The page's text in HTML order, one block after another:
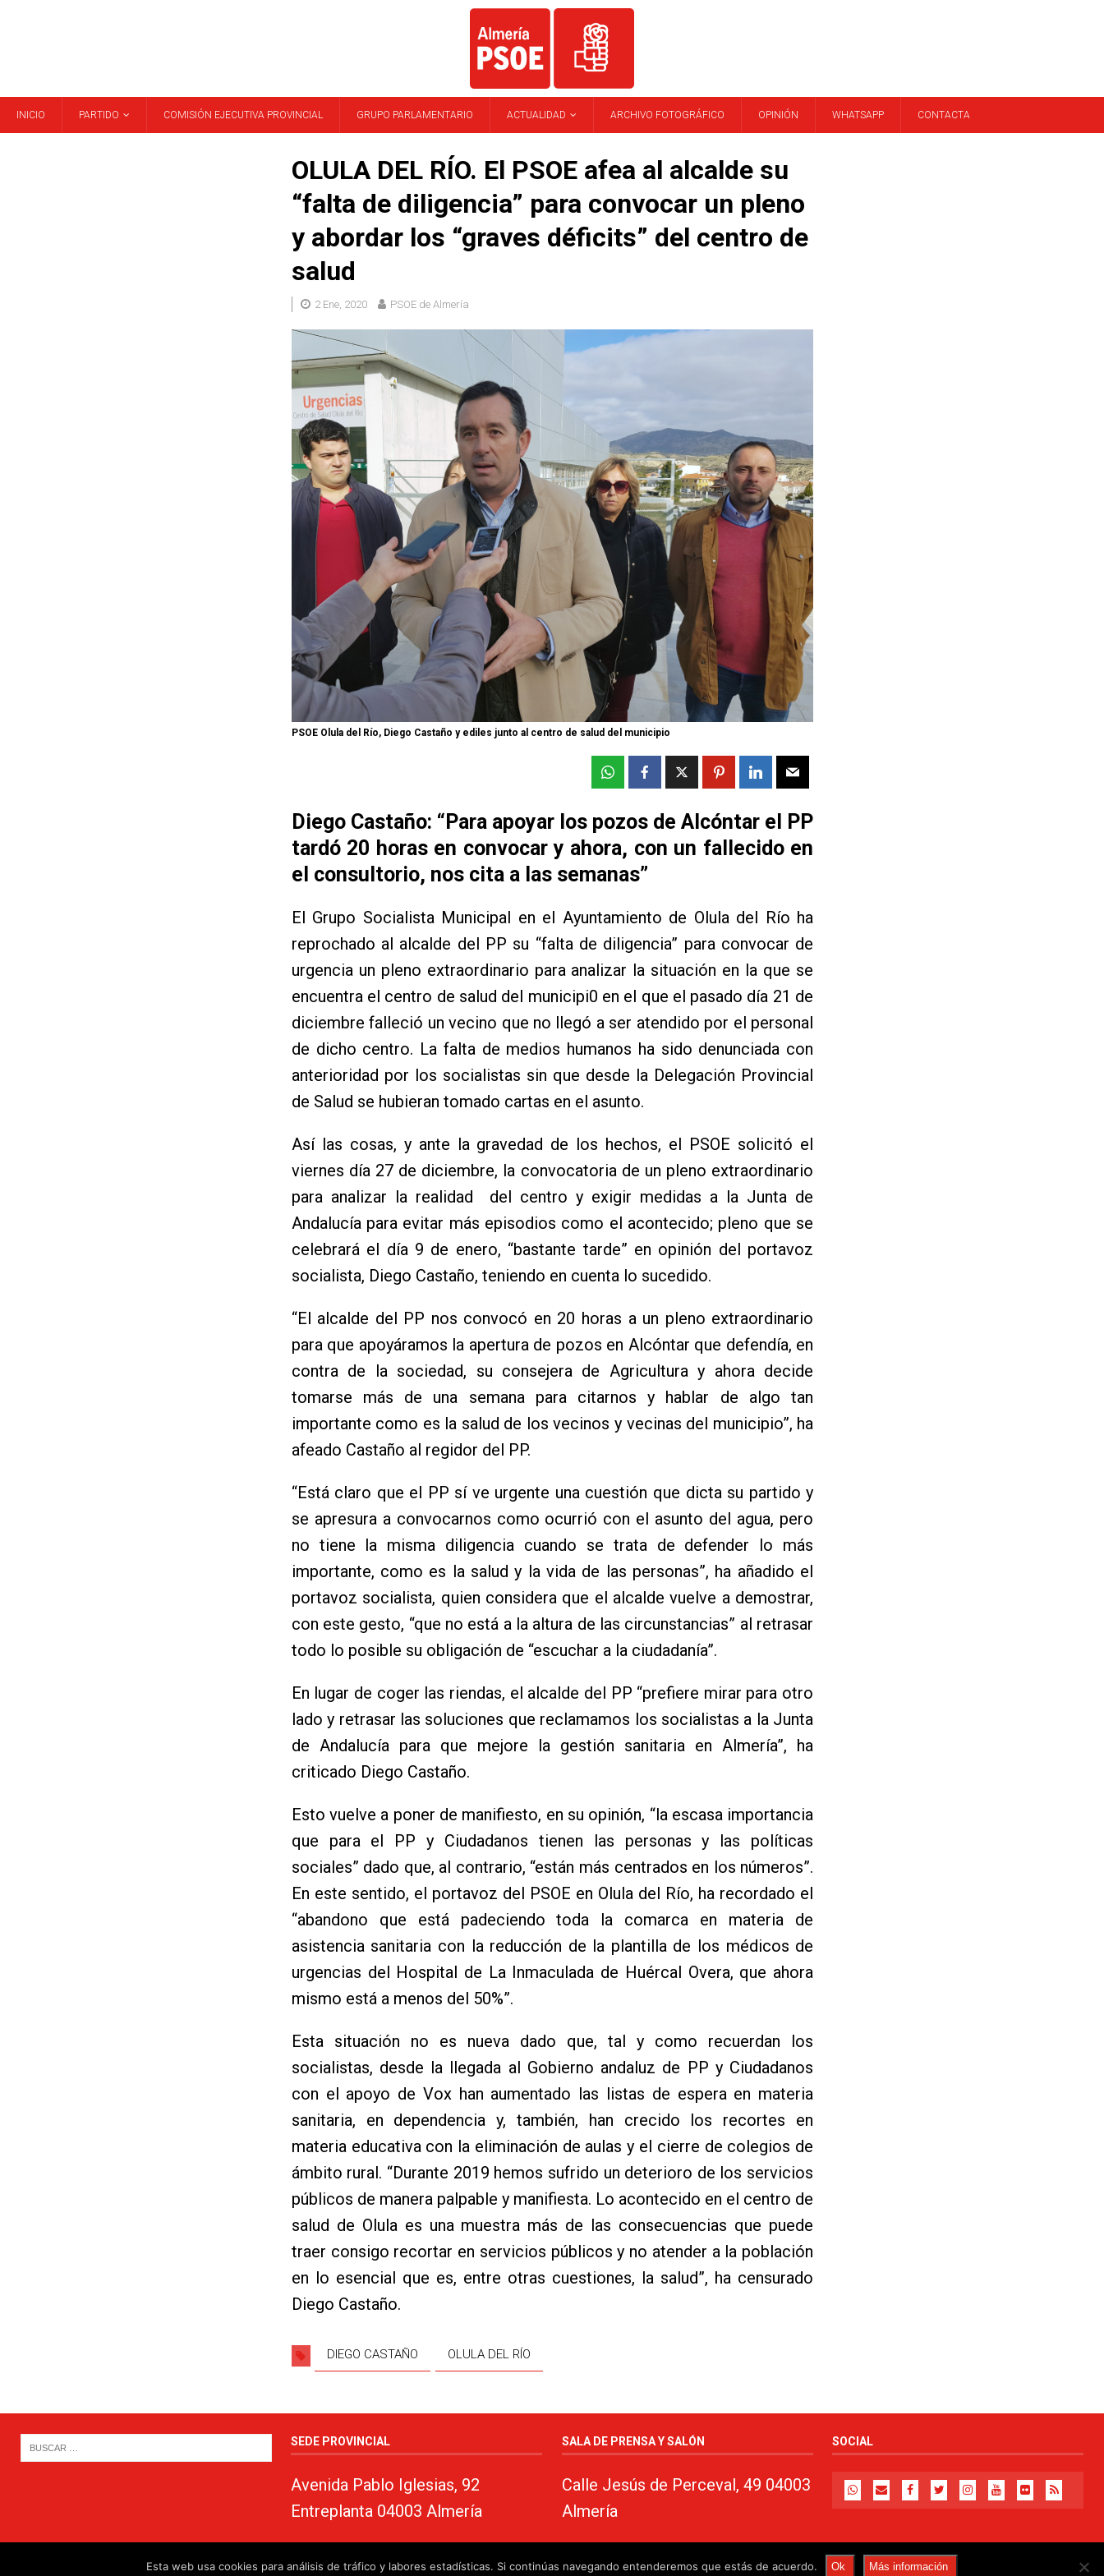
INICIO PARTIDO COMISIÓN EJECUTIVA PROVINCIAL GRUPO PARLAMENTARIO ACTUALIDAD ARCHIVO FOTOGRÁFICO OPINIÓN WHATSAPP CONTACTA
OLULA DEL RÍO. El PSOE afea al alcalde su
“falta de diligencia” para convocar un pleno
y abordar los “graves déficits” del centro de
salud
2 Ene, 2020 PSOE de Almería
PSOE Olula del Río, Diego Castaño y ediles junto al centro de salud del municipio
Diego Castaño: “Para apoyar los pozos de Alcóntar el PP
tardó 20 horas en convocar y ahora, con un fallecido en
el consultorio, nos cita a las semanas”
El Grupo Socialista Municipal en el Ayuntamiento de Olula del Río ha
reprochado al alcalde del PP su “falta de diligencia” para convocar de
urgencia un pleno extraordinario para analizar la situación en la que se
encuentra el centro de salud del municipi0 en el que el pasado día 21 de
diciembre falleció un vecino que no llegó a ser atendido por el personal
de dicho centro. La falta de medios humanos ha sido denunciada con
anterioridad por los socialistas sin que desde la Delegación Provincial
de Salud se hubieran tomado cartas en el asunto.
Así las cosas, y ante la gravedad de los hechos, el PSOE solicitó el
viernes día 27 de diciembre, la convocatoria de un pleno extraordinario
para analizar la realidad del centro y exigir medidas a la Junta de
Andalucía para evitar más episodios como el acontecido; pleno que se
celebrará el día 9 de enero, “bastante tarde” en opinión del portavoz
socialista, Diego Castaño, teniendo en cuenta lo sucedido.
“El alcalde del PP nos convocó en 20 horas a un pleno extraordinario
para que apoyáramos la apertura de pozos en Alcóntar que defendía, en
contra de la sociedad, su consejera de Agricultura y ahora decide
tomarse más de una semana para citarnos y hablar de algo tan
importante como es la salud de los vecinos y vecinas del municipio”, ha
afeado Castaño al regidor del PP.
“Está claro que el PP sí ve urgente una cuestión que dicta su partido y
se apresura a convocarnos como ocurrió con el asunto del agua, pero
no tiene la misma diligencia cuando se trata de defender lo más
importante, como es la salud y la vida de las personas”, ha añadido el
portavoz socialista, quien considera que el alcalde vuelve a demostrar,
con este gesto, “que no está a la altura de las circunstancias” al retrasar
todo lo posible su obligación de “escuchar a la ciudadanía”.
En lugar de coger las riendas, el alcalde del PP “prefiere mirar para otro
lado y retrasar las soluciones que reclamamos los socialistas a la Junta
de Andalucía para que mejore la gestión sanitaria en Almería”, ha
criticado Diego Castaño.
Esto vuelve a poner de manifiesto, en su opinión, “la escasa importancia
que para el PP y Ciudadanos tienen las personas y las políticas
sociales” dado que, al contrario, “están más centrados en los números”.
En este sentido, el portavoz del PSOE en Olula del Río, ha recordado el
“abandono que está padeciendo toda la comarca en materia de
asistencia sanitaria con la reducción de la plantilla de los médicos de
urgencias del Hospital de La Inmaculada de Huércal Overa, que ahora
mismo está a menos del 50%”.
Esta situación no es nueva dado que, tal y como recuerdan los
socialistas, desde la llegada al Gobierno andaluz de PP y Ciudadanos
con el apoyo de Vox han aumentado las listas de espera en materia
sanitaria, en dependencia y, también, han crecido los recortes en
materia educativa con la eliminación de aulas y el cierre de colegios de
ámbito rural. “Durante 2019 hemos sufrido un deterioro de los servicios
públicos de manera palpable y manifiesta. Lo acontecido en el centro de
salud de Olula es una muestra más de las consecuencias que puede
traer consigo recortar en servicios públicos y no atender a la población
en lo esencial que es, entre otras cuestiones, la salud”, ha censurado
Diego Castaño.
DIEGO CASTAÑO OLULA DEL RÍO
SEDE PROVINCIAL
Avenida Pablo Iglesias, 92
Entreplanta 04003 Almería
SALA DE PRENSA Y SALÓN
Calle Jesús de Perceval, 49 04003
Almería
SOCIAL
Esta web usa cookies para análisis de tráfico y labores estadísticas. Si continúas navegando entenderemos que estás de acuerdo. Ok Más información